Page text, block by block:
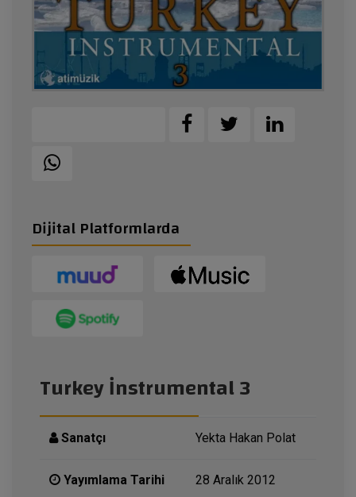
Dijital Platformlarda
Turkey İnstrumental 3
Sanatçı Yekta Hakan Polat
Yayımlama Tarihi 28 Aralık 2012